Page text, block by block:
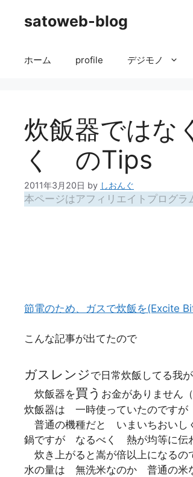
satoweb-blog
ホーム profile デジモノ
炊飯器では
く のTips
2011年3月20日 by しおんぐ
本ページはアフィリエイトプログラ
節電のため、ガスで炊飯を(Excite
こんな記事が出てたので
ガスレンジで日常炊飯してる我
炊飯器を買う お金がありません
炊飯器は 一時使っていたのですが
普通の機種だと いまいちおいし
鍋ですが なるべく 熱が均等に伝
炊き上がると嵩が倍以上になる
水の量は 無洗米なのか 普通の米